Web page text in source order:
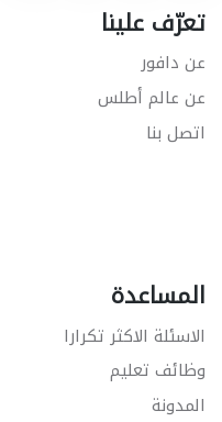
تعرّف علينا
عن دافور
عن عالم أطلس
اتصل بنا
المساعدة
الاسئلة الاكثر تكرارا
وظائف تعليم
المدونة